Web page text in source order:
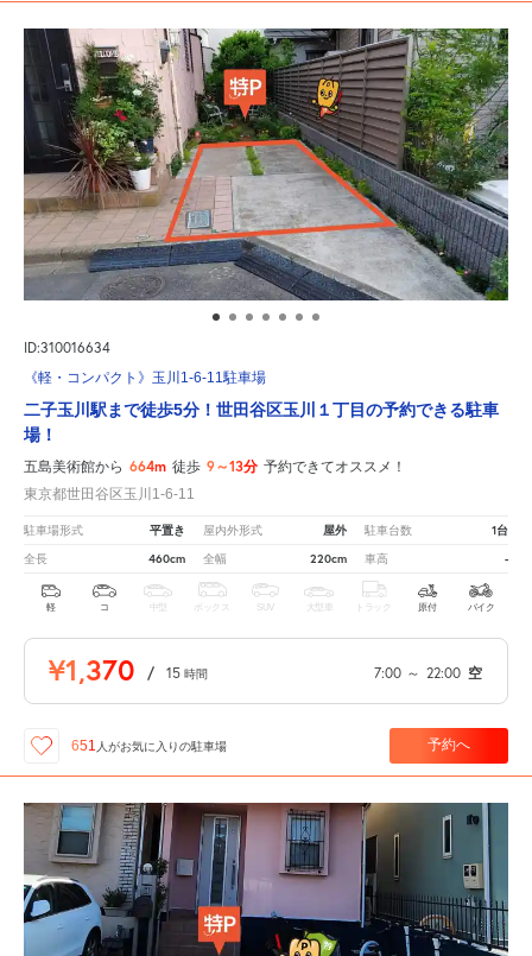
ID:310016634
《軽・コンパクト》玉川1-6-11駐車場
二子玉川駅まで徒歩5分！世田谷区玉川１丁目の予約できる駐車
場！
五島美術館から 664m 徒歩 9～13分 予約できてオススメ！
東京都世田谷区玉川1-6-11
駐車場形式 平置き 屋内外形式 屋外 駐車台数 1台
全長 460cm 全幅 220cm 車高 -
軽 コ 中型 ボックス SUV 大型車 トラック 原付 バイク
¥1,370 / 15 時間 7:00 ～ 22:00 空
651 人がお気に入りの駐車場 予約へ